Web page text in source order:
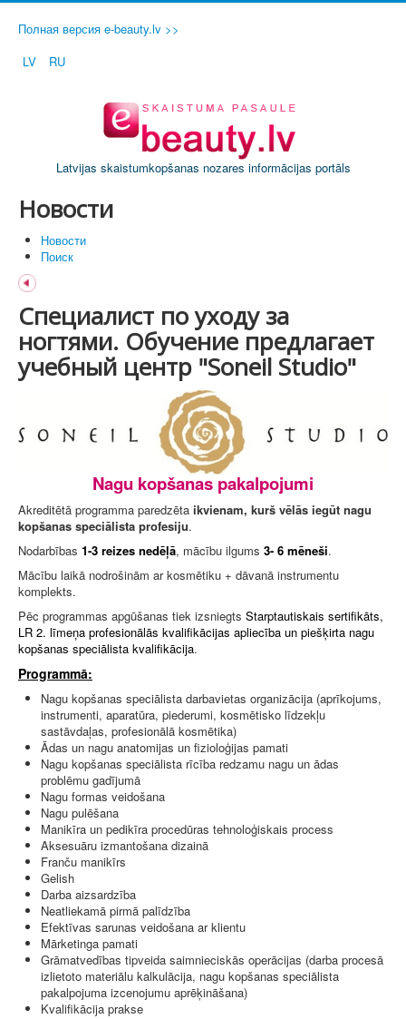
Полная версия e-beauty.lv >>
LV
RU
Latvijas skaistumkopšanas nozares informācijas portāls
Новости
Новости
Поиск
Специалист по уходу за
ногтями. Обучение предлагает
учебный центр "Soneil Studio"
Nagu kopšanas pakalpojumi
Akreditētā programma paredzēta ikvienam, kurš vēlās iegūt nagu
kopšanas speciālista profesiju.
Nodarbības 1-3 reizes nedēļā, mācību ilgums 3- 6 mēneši.
Mācību laikā nodrošinām ar kosmētiku + dāvanā instrumentu
komplekts.
Pēc programmas apgūšanas tiek izsniegts Starptautiskais sertifikāts,
LR 2. līmeņa profesionālās kvalifikācijas apliecība un piešķirta nagu
kopšanas speciālista kvalifikācija.
Programmā:
Nagu kopšanas speciālista darbavietas organizācija (aprīkojums,
instrumenti, aparatūra, piederumi, kosmētisko līdzekļu
sastāvdaļas, profesionālā kosmētika)
Ādas un nagu anatomijas un fizioloģijas pamati
Nagu kopšanas speciālista rīcība redzamu nagu un ādas
problēmu gadījumā
Nagu formas veidošana
Nagu pulēšana
Manikīra un pedikīra procedūras tehnoloģiskais process
Aksesuāru izmantošana dizainā
Franču manikīrs
Gelish
Darba aizsardzība
Neatliekamā pirmā palīdzība
Efektīvas sarunas veidošana ar klientu
Mārketinga pamati
Grāmatvedības tipveida saimnieciskās operācijas (darba procesā
izlietoto materiālu kalkulācija, nagu kopšanas speciālista
pakalpojuma izcenojumu aprēķināšana)
Kvalifikācija prakse